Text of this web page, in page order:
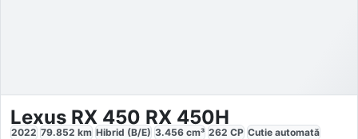
Lexus RX 450 RX 450H
2022 79.852 km Hibrid (B/E) 3.456 cm³ 262 CP Cutie automată